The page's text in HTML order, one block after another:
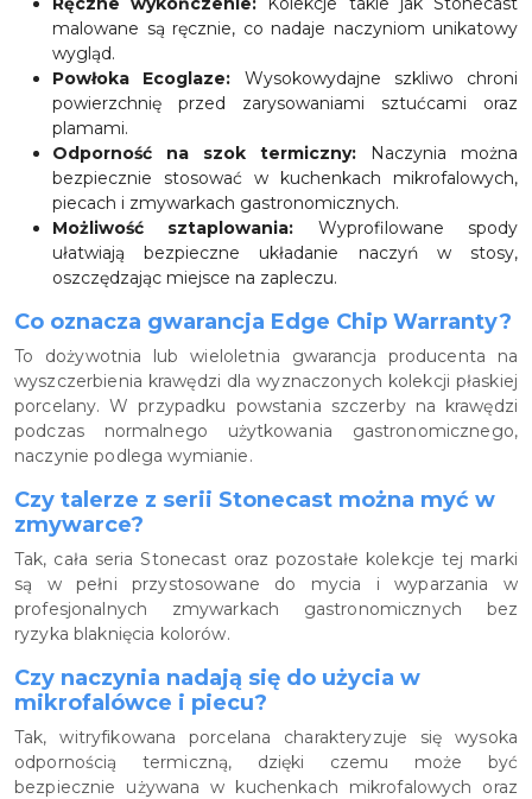
malowane są ręcznie, co nadaje naczyniom unikatowy
wygląd.
Powłoka Ecoglaze: Wysokowydajne szkliwo chroni
powierzchnię przed zarysowaniami sztućcami oraz
plamami.
Odporność na szok termiczny: Naczynia można
bezpiecznie stosować w kuchenkach mikrofalowych,
piecach i zmywarkach gastronomicznych.
Możliwość sztaplowania: Wyprofilowane spody
ułatwiają bezpieczne układanie naczyń w stosy,
oszczędzając miejsce na zapleczu.
Co oznacza gwarancja Edge Chip Warranty?
To dożywotnia lub wieloletnia gwarancja producenta na
wyszczerbienia krawędzi dla wyznaczonych kolekcji płaskiej
porcelany. W przypadku powstania szczerby na krawędzi
podczas normalnego użytkowania gastronomicznego,
naczynie podlega wymianie.
Czy talerze z serii Stonecast można myć w
zmywarce?
Tak, cała seria Stonecast oraz pozostałe kolekcje tej marki
są w pełni przystosowane do mycia i wyparzania w
profesjonalnych zmywarkach gastronomicznych bez
ryzyka blaknięcia kolorów.
Czy naczynia nadają się do użycia w
mikrofalówce i piecu?
Tak, witryfikowana porcelana charakteryzuje się wysoka
odpornością termiczną, dzięki czemu może być
bezpiecznie używana w kuchenkach mikrofalowych oraz